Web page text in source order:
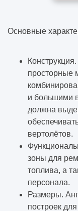
Основные
просторные
и большими
должна
вертолётов.
зоны для
топлива, а
персонала.
Размеры.
построек